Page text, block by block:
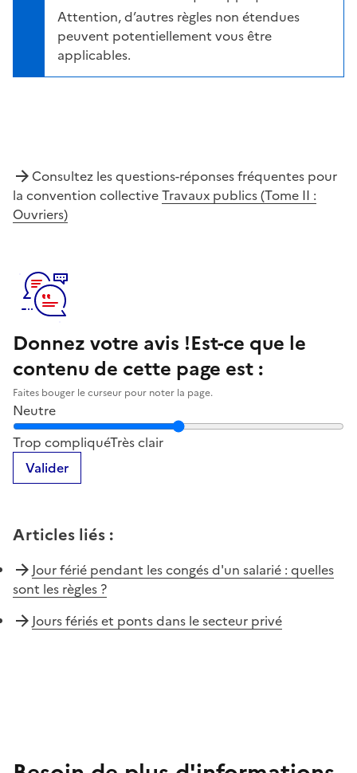
Attention, d’autres règles non étendues
peuvent potentiellement vous être
applicables.
Consultez les questions-réponses fréquentes pour
la convention collectiveTravaux publics (Tome II :
Ouvriers)
Donnez votre avis !Est-ce que le
contenu de cette page est :
Faites bouger le curseur pour noter la page.
Neutre
Notez la clarté du contenu de cette page
Trop compliquéTrès clair
Valider
Articles liés :
Jour férié pendant les congés d'un salarié : quelles
sont les règles ?
Jours fériés et ponts dans le secteur privé